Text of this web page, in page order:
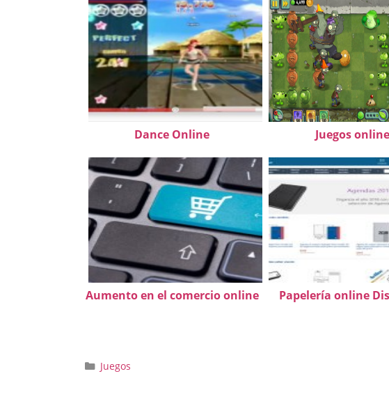
Dance Online Juegos online
Aumento en el comercio online Papelería online
Categorías
Juegos